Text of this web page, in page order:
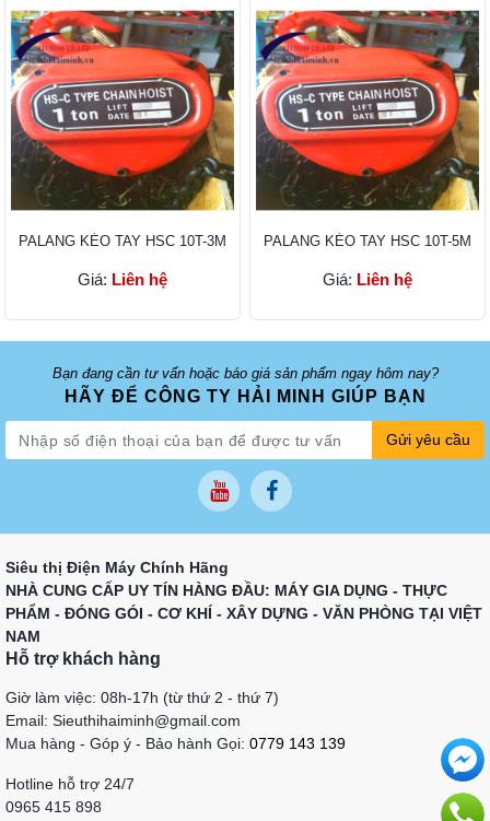
PALANG KÉO TAY HSC 10T-3M
Giá: Liên hệ
PALANG KÉO TAY HSC 10T-5M
Giá: Liên hệ
Bạn đang cần tư vấn hoặc báo giá sản phẩm ngay hôm nay?
HÃY ĐỂ CÔNG TY HẢI MINH GIÚP BẠN
Gửi yêu cầu
Siêu thị Điện Máy Chính Hãng
NHÀ CUNG CẤP UY TÍN HÀNG ĐẦU: MÁY GIA DỤNG - THỰC
PHẨM - ĐÓNG GÓI - CƠ KHÍ - XÂY DỰNG - VĂN PHÒNG TẠI VIỆT
NAM
Hỗ trợ khách hàng
Giờ làm việc: 08h-17h (từ thứ 2 - thứ 7)
Email: Sieuthihaiminh@gmail.com
Mua hàng - Góp ý - Bảo hành Gọi: 0779 143 139
Hotline hỗ trợ 24/7
0965 415 898